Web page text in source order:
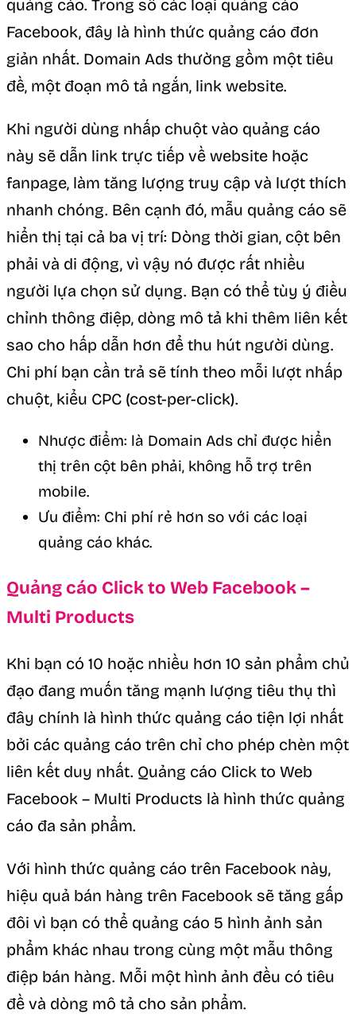
quảng cáo. Trong số các loại quảng cáo
Facebook, đây là hình thức quảng cáo đơn
giản nhất. Domain Ads thường gồm một tiêu
đề, một đoạn mô tả ngắn, link website.
Khi người dùng nhấp chuột vào quảng cáo
này sẽ dẫn link trực tiếp về website hoặc
fanpage, làm tăng lượng truy cập và lượt thích
nhanh chóng. Bên cạnh đó, mẫu quảng cáo sẽ
hiển thị tại cả ba vị trí: Dòng thời gian, cột bên
phải và di động, vì vậy nó được rất nhiều
người lựa chọn sử dụng. Bạn có thể tùy ý điều
chỉnh thông điệp, dòng mô tả khi thêm liên kết
sao cho hấp dẫn hơn để thu hút người dùng.
Chi phí bạn cần trả sẽ tính theo mỗi lượt nhấp
chuột, kiểu CPC (cost-per-click).
Nhược điểm: là Domain Ads chỉ được hiển
thị trên cột bên phải, không hỗ trợ trên
mobile.
Ưu điểm: Chi phí rẻ hơn so với các loại
quảng cáo khác.
Quảng cáo Click to Web Facebook –
Multi Products
Khi bạn có 10 hoặc nhiều hơn 10 sản phẩm chủ
đạo đang muốn tăng mạnh lượng tiêu thụ thì
đây chính là hình thức quảng cáo tiện lợi nhất
bởi các quảng cáo trên chỉ cho phép chèn một
liên kết duy nhất. Quảng cáo Click to Web
Facebook – Multi Products là hình thức quảng
cáo đa sản phẩm.
Với hình thức quảng cáo trên Facebook này,
hiệu quả bán hàng trên Facebook sẽ tăng gấp
đôi vì bạn có thể quảng cáo 5 hình ảnh sản
phẩm khác nhau trong cùng một mẫu thông
điệp bán hàng. Mỗi một hình ảnh đều có tiêu
đề và dòng mô tả cho sản phẩm.